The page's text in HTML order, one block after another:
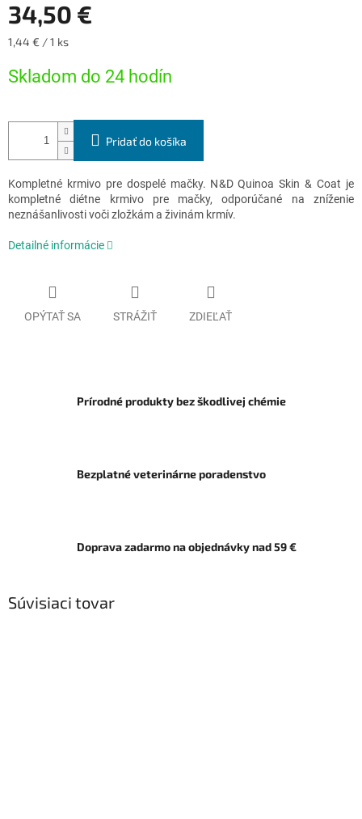
34,50 €
Jednotková
1,44 € / 1 ks
Skladom do 24 hodín
Pridať do košíka
Kompletné krmivo pre dospelé mačky. N&D Quinoa Skin & Coat je
kompletné diétne krmivo pre mačky, odporúčané na zníženie
neznášanlivosti voči zložkám a živinám krmív.
Detailné informácie
OPÝTAŤ SA STRÁŽIŤ ZDIEĽAŤ
Prírodné produkty bez škodlivej chémie
Bezplatné veterinárne poradenstvo
Doprava zadarmo na objednávky nad 59 €
Súvisiaci tovar